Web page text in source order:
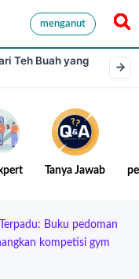
menganut
Teh Buah yang
Tanya Jawab
Buku pedoman
kompetisi gym